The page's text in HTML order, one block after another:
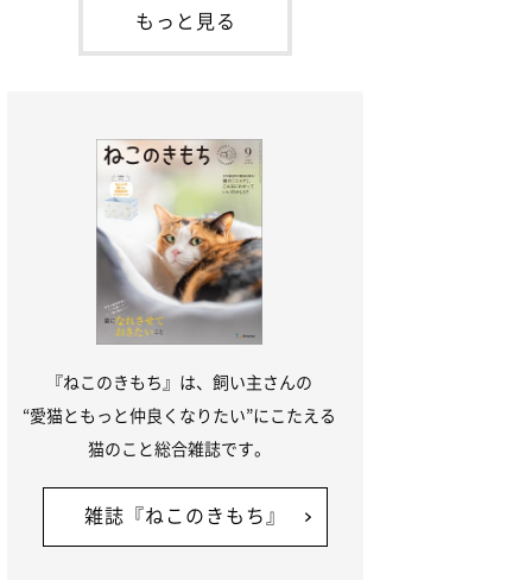
本名：ドミトリー・ドンスコイ）。ドンち
ゃんは、保護猫でした。ドンちゃんが見つ
かったのは、飼い主さんの姉の勤め先の敷
もっと見る
『ねこのきもち』は、飼い主さんの
“愛猫ともっと仲良くなりたい”にこたえる
猫のこと総合雑誌です。
雑誌『ねこのきもち』